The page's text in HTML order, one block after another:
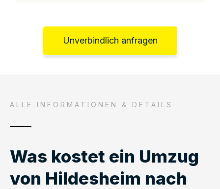
Unverbindlich anfragen
ALLE INFORMATIONEN & DETAILS
Was kostet ein Umzug
von Hildesheim nach